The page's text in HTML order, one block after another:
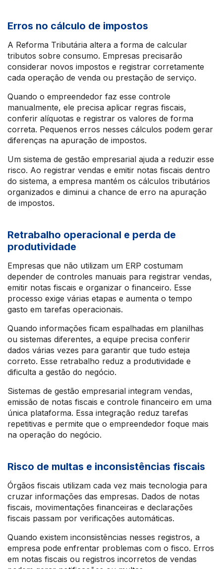
Erros no cálculo de impostos
A Reforma Tributária altera a forma de calcular
tributos sobre consumo. Empresas precisarão
considerar novos impostos e registrar corretamente
cada operação de venda ou prestação de serviço.
Quando o empreendedor faz esse controle
manualmente, ele precisa aplicar regras fiscais,
conferir alíquotas e registrar os valores de forma
correta. Pequenos erros nesses cálculos podem gerar
diferenças na apuração de impostos.
Um sistema de gestão empresarial ajuda a reduzir esse
risco. Ao registrar vendas e emitir notas fiscais dentro
do sistema, a empresa mantém os cálculos tributários
organizados e diminui a chance de erro na apuração
de impostos.
Retrabalho operacional e perda de
produtividade
Empresas que não utilizam um ERP costumam
depender de controles manuais para registrar vendas,
emitir notas fiscais e organizar o financeiro. Esse
processo exige várias etapas e aumenta o tempo
gasto em tarefas operacionais.
Quando informações ficam espalhadas em planilhas
ou sistemas diferentes, a equipe precisa conferir
dados várias vezes para garantir que tudo esteja
correto. Esse retrabalho reduz a produtividade e
dificulta a gestão do negócio.
Sistemas de gestão empresarial integram vendas,
emissão de notas fiscais e controle financeiro em uma
única plataforma. Essa integração reduz tarefas
repetitivas e permite que o empreendedor foque mais
na operação do negócio.
Risco de multas e inconsistências fiscais
Órgãos fiscais utilizam cada vez mais tecnologia para
cruzar informações das empresas. Dados de notas
fiscais, movimentações financeiras e declarações
fiscais passam por verificações automáticas.
Quando existem inconsistências nesses registros, a
empresa pode enfrentar problemas com o fisco. Erros
em notas fiscais ou registros incorretos de vendas